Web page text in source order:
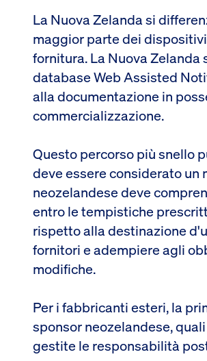
La Nuova Zelanda si
maggior parte dei
fornitura. La Nuova
database Web Assisted
alla documentazione in
commercializzazione.
Questo percorso più snello
deve essere considerato un
neozelandese deve
entro le tempistiche
rispetto alla destinazione
fornitori e adempiere agli
modifiche.
Per i fabbricanti esteri, la
sponsor neozelandese,
gestite le responsabilità